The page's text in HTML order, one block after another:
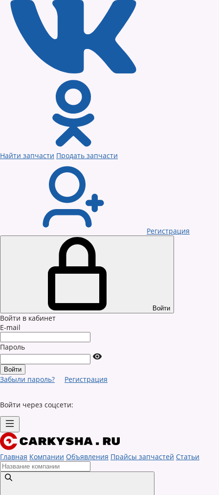
Найти запчасти Продать запчасти
Регистрация
Войти
Войти в кабинет
E-mail
Пароль
Забыли пароль? Регистрация
Войти через соцсети:
Главная Компании Объявления Прайсы запчастей Статьи